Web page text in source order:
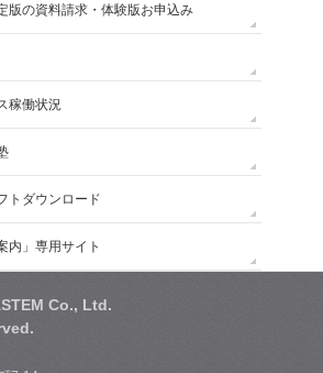
版の資料請求・体験版お申込み
稼働状況
トダウンロード
内」専用サイト
Co., Ltd.